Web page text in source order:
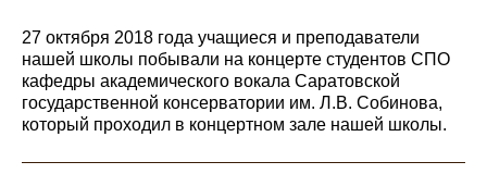
27 октября 2018 года учащиеся и преподаватели
нашей школы побывали на концерте студентов СПО
кафедры академического вокала Саратовской
государственной консерватории им. Л.В. Собинова,
который проходил в концертном зале нашей школы.